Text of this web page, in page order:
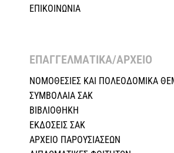
ΕΠΙΚΟΙΝΩΝΙΑ
ΕΠΑΓΓΕΛΜΑΤΙΚΑ/ΑΡΧΕΙΟ ​
ΝΟΜΟΘΕΣΙΕΣ KAI ΠΟΛΕΟΔΟΜΙΚΑ
ΣΥΜΒΟΛΑΙΑ ΣΑΚ
ΒΙΒΛΙΟΘΗΚΗ
ΕΚΔΟΣΕΙΣ ΣΑΚ
ΑΡΧΕΙΟ ΠΑΡΟΥΣΙΑΣΕΩΝ